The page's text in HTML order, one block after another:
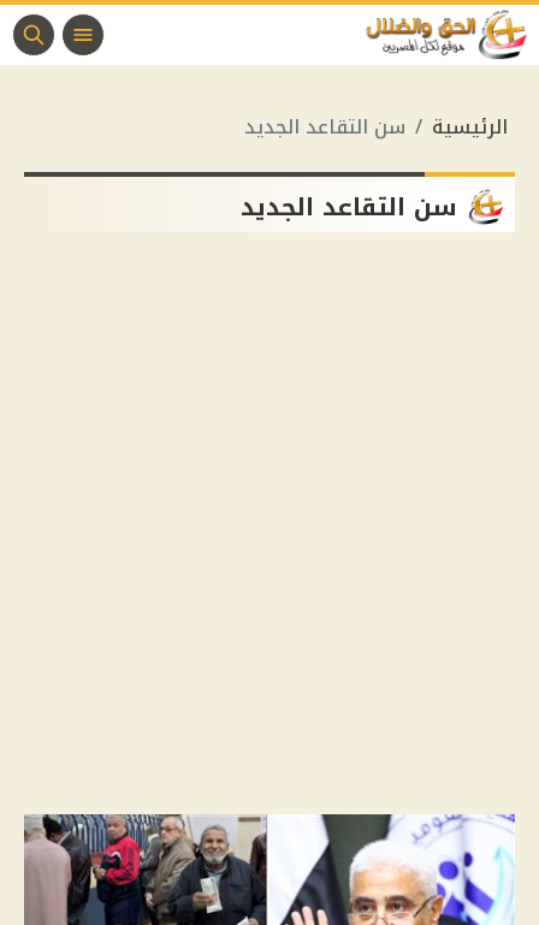
الرئيسية سن التقاعد الجديد
سن التقاعد الجديد